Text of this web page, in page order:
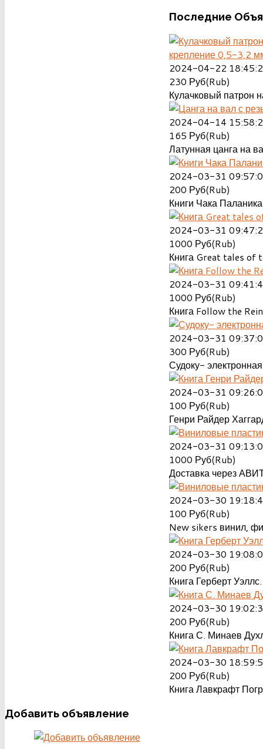
Последние
крепление 0,5-3,2
2024-04-22
230 Руб(Rub)
Кулачковый патрон
2024-04-14
165 Руб(Rub)
Латунная цанга на
2024-03-31
200 Руб(Rub)
Книги Чака
2024-03-31
1000 Руб(Rub)
Книга Great tales of
2024-03-31
1000 Руб(Rub)
Книга Follow the
2024-03-31
300 Руб(Rub)
Судоку-
2024-03-31
100 Руб(Rub)
Генри Райдер
2024-03-31
1000 Руб(Rub)
Доставка через
2024-03-30
100 Руб(Rub)
New sikers винил,
2024-03-30
200 Руб(Rub)
Книга Герберт
2024-03-30
200 Руб(Rub)
Книга С. Минаев
2024-03-30
200 Руб(Rub)
Книга Лавкрафт
Добавить объявление